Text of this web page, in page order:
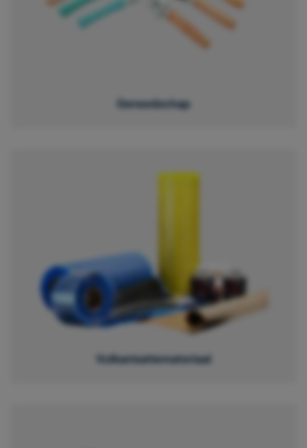
Gereedschap
Vulkanisatiemateriaal